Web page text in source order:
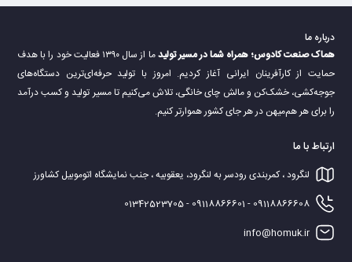
درباره ما
هماک صنعت کادوس؛ همراه شما در مسیر تولید
ما از سال ۱۳۹۰ فعالیت خود را با هدف
حمایت از کارآفرینان ایرانی آغاز کردیم. امروز با تولید حرفه‌ای‌ترین دستگاه‌های
جوجه‌کشی، خشک‌کن و مالش چای خانگی، تلاش می‌کنیم تا مسیر تولید و کسب درآمد
را برای هر هم‌میهن در هر جای کشور هموارتر کنیم.
ارتباط با ما
لنگرود ، کمربندی رودسر به لنگرود، یعقوبیه ، جنب نمایشگاه اتوموبیل کشاورز
09118866608 - 09118866601 - 01342523705
info@homuk.ir